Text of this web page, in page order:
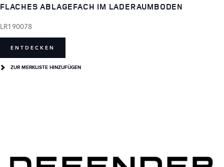
FLACHES ABLAGEFACH IM LADERAUMBODEN
LR190078
ENTDECKEN
ZUR MERKLISTE HINZUFÜGEN